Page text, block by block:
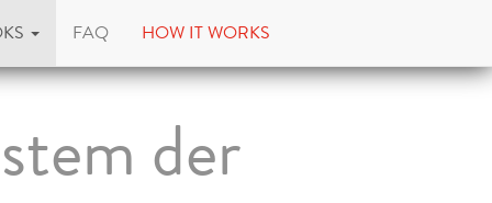
FAQ HOW IT WORKS
der